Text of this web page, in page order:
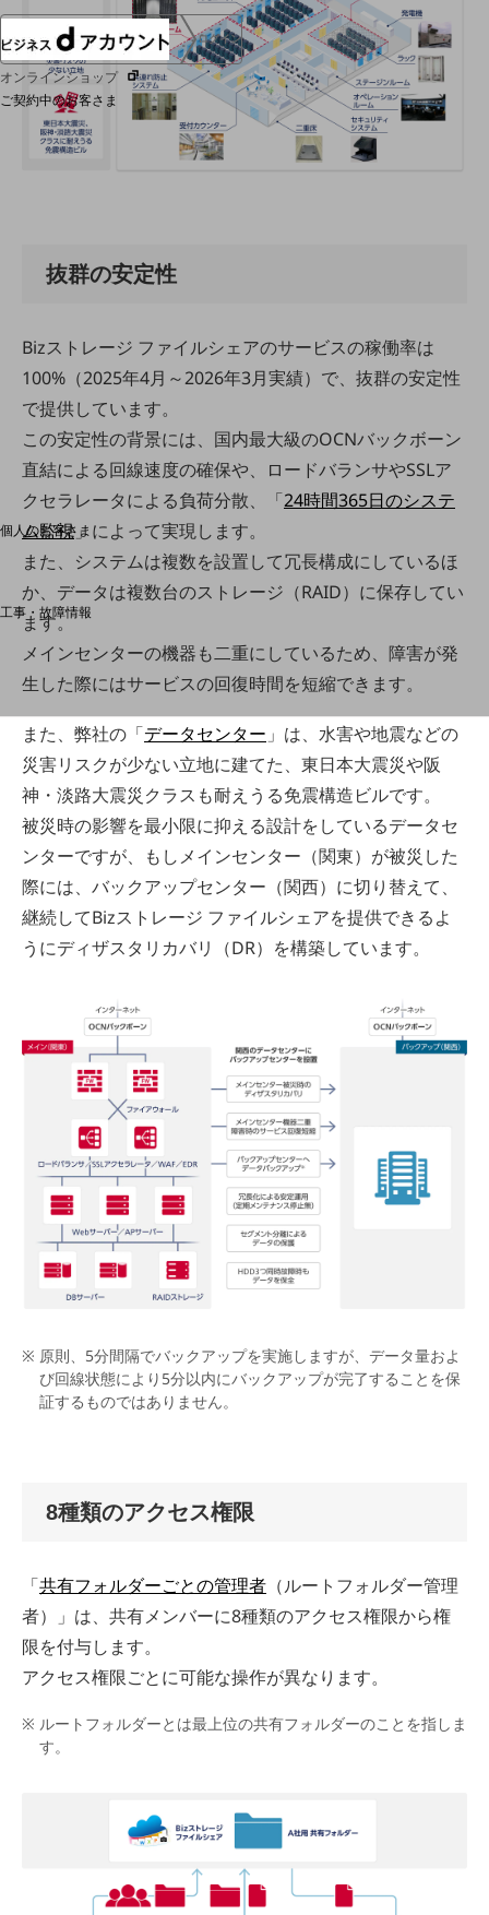
ログイン
オンラインショップ
ご契約中のお客さま
サービス別サポート情報
ご契約中サービスの一元管理
Web明細(ビリングステーション)
料金分析(ご利用料金管理サービス)
Web明細(My docomo)
個人のお客さま
NTTドコモ
OCNなど
工事・故障情報
お客さまサポートサイト
SDPFナレッジセンター
抜群の安定性
Bizストレージ ファイルシェアのサービスの稼働率は
100%（2025年4月～2026年3月実績）で、抜群の安定性
で提供しています。
この安定性の背景には、国内最大級のOCNバックボーン
直結による回線速度の確保や、ロードバランサやSSLア
クセラレータによる負荷分散、「24時間365日のシステ
ム監視」によって実現します。
また、システムは複数を設置して冗長構成にしているほ
か、データは複数台のストレージ（RAID）に保存してい
ます。
メインセンターの機器も二重にしているため、障害が発
生した際にはサービスの回復時間を短縮できます。
また、弊社の「データセンター 」は、水害や地震などの
災害リスクが少ない立地に建てた、東日本大震災や阪
神・淡路大震災クラスも耐えうる免震構造ビルです。
被災時の影響を最小限に抑える設計をしているデータセ
ンターですが、もしメインセンター（関東）が被災した
際には、バックアップセンター（関西）に切り替えて、
継続してBizストレージ ファイルシェアを提供できるよ
うにディザスタリカバリ（DR）を構築しています。
原則、5分間隔でバックアップを実施しますが、データ量およ
び回線状態により5分以内にバックアップが完了することを保
証するものではありません。
8種類のアクセス権限
「共有フォルダーごとの管理者 （ルートフォルダー管理
者）」は、共有メンバーに8種類のアクセス権限から権
限を付与します。
アクセス権限ごとに可能な操作が異なります。
ルートフォルダーとは最上位の共有フォルダーのことを指しま
す。